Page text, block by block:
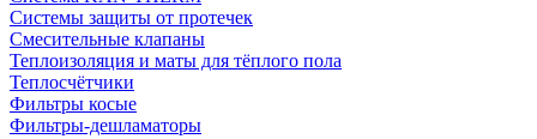
Системы защиты от протечек
Смесительные клапаны
Теплоизоляция и маты для тёплого пола
Теплосчётчики
Фильтры косые
Фильтры-дешламаторы